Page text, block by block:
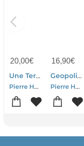
20,00€
Une Terre Doublement Promise : Israel-palestine : Un Siecle De Conflit
Pierre Haski
16,90€
Geopolitique De La Chine ; 40 Fiches Illustrees Pour Comprendre Le Monde
Pierre Haski